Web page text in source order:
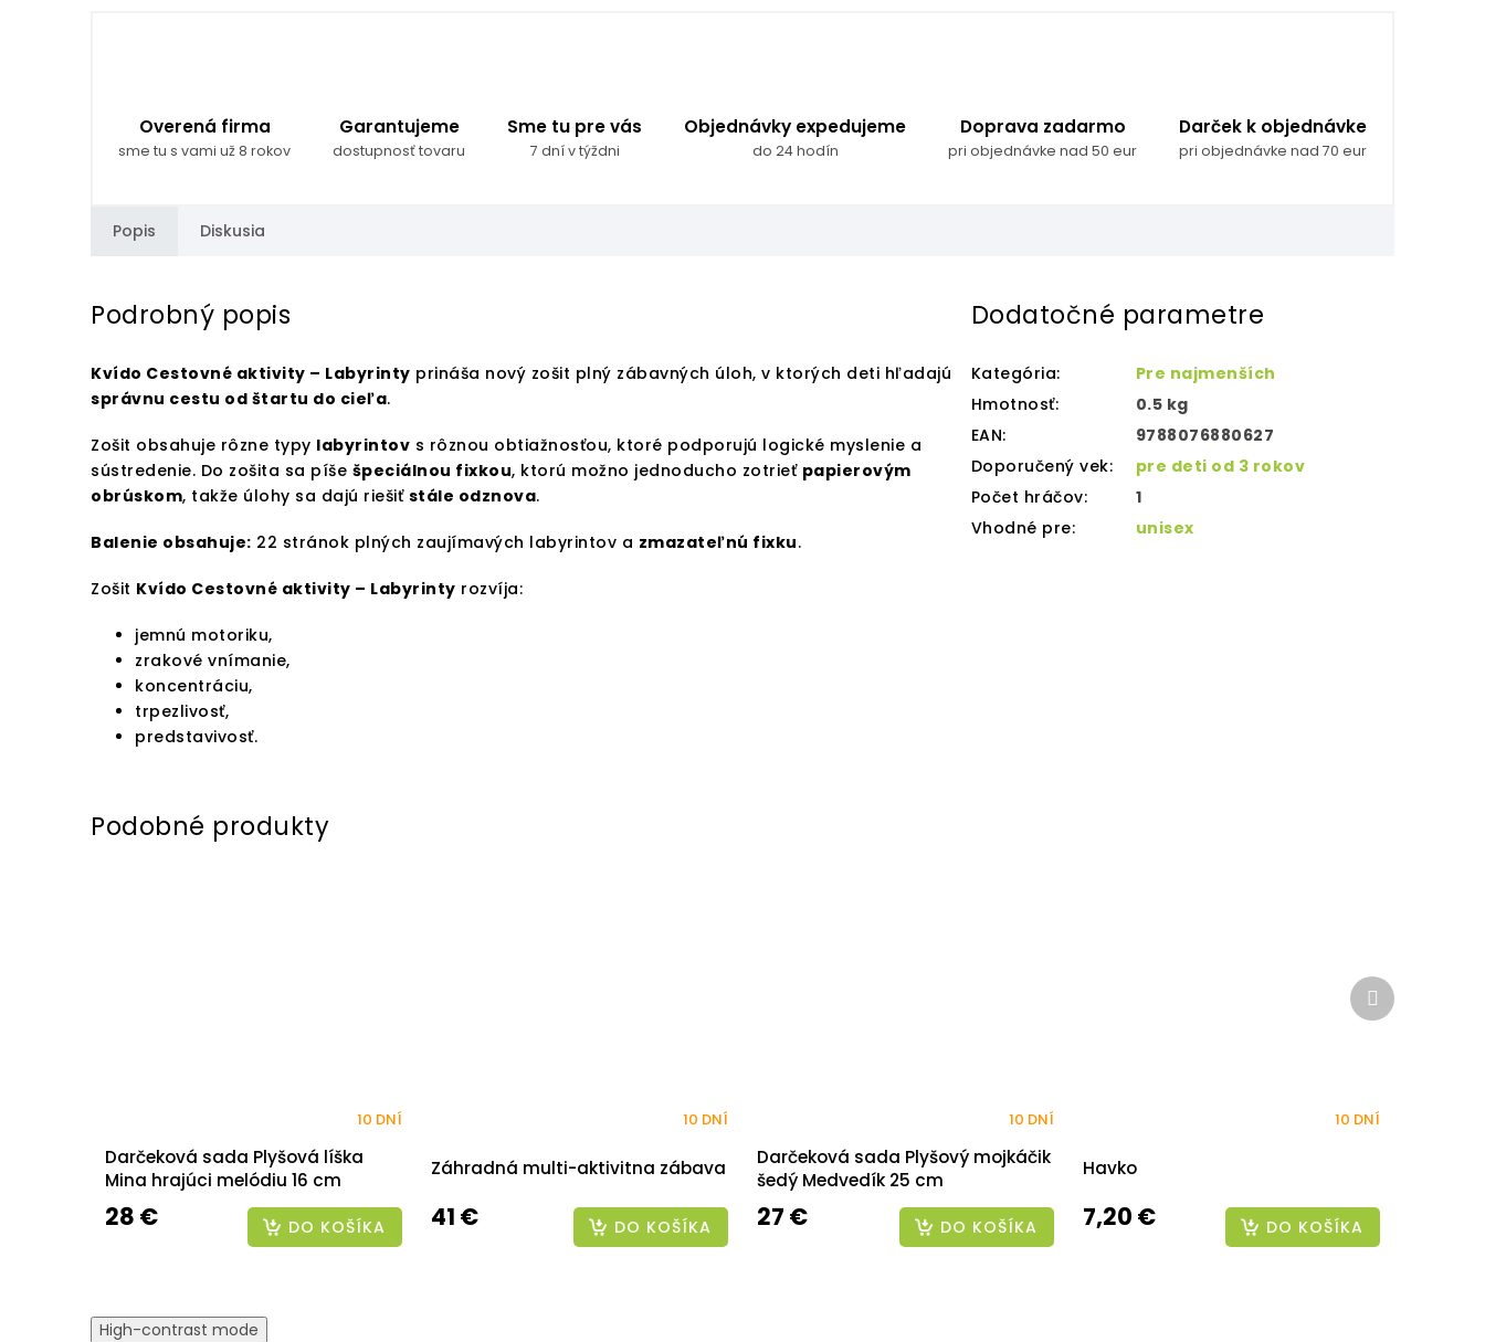
Overená firma
sme tu s vami už 8 rokov
Garantujeme
dostupnosť tovaru
Sme tu pre vás
7 dní v týždni
Objednávky expedujeme
do 24 hodín
Doprava zadarmo
pri objednávke nad 50 eur
Darček k objednávke
pri objednávke nad 70 eur
Popis Diskusia
Podrobný popis
Kvído Cestovné aktivity – Labyrinty prináša nový zošit plný zábavných úloh, v ktorých deti hľadajú
správnu cestu od štartu do cieľa.
Zošit obsahuje rôzne typy labyrintov s rôznou obtiažnosťou, ktoré podporujú logické myslenie a
sústredenie. Do zošita sa píše špeciálnou fixkou, ktorú možno jednoducho zotrieť papierovým
obrúskom, takže úlohy sa dajú riešiť stále odznova.
Balenie obsahuje: 22 stránok plných zaujímavých labyrintov a zmazateľnú fixku.
Zošit Kvído Cestovné aktivity – Labyrinty rozvíja:
jemnú motoriku,
zrakové vnímanie,
koncentráciu,
trpezlivosť,
predstavivosť.
Dodatočné parametre
Kategória:
Pre najmenších
Hmotnosť:
0.5 kg
EAN:
9788076880627
Doporučený vek:
pre deti od 3 rokov
Počet hráčov:
1
Vhodné pre: unisex
Darčeková sada Plyšová líška
Mina hrajúci melódiu 16 cm
10 DNÍ
28 € DO KOŠÍKA
Záhradná multi-aktivitna zábava
10 DNÍ
41 € DO KOŠÍKA
Darčeková sada Plyšový mojkáčik
šedý Medvedík 25 cm
10 DNÍ
27 € DO KOŠÍKA
Havko
10 DNÍ
7,20 € DO KOŠÍKA
Ďalší
produkt
High-contrast mode